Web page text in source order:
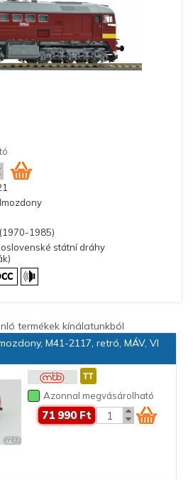
1985)
státní dráhy
termékek kínálatunkból
M41-2117, retró, MÁV, VI
Azonnal megvásárolható
71 990 Ft